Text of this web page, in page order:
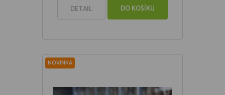
DETAIL DO KOŠÍKU
NOVINKA